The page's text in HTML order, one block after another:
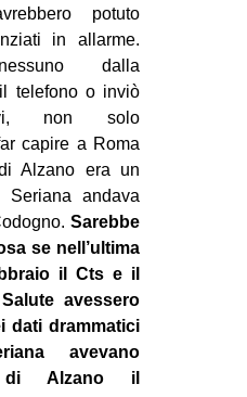
potuto
in allarme.
dalla
telefono o inviò
non solo
capire a Roma
Alzano era un
andava
Sarebbe
se nell’ultima
il Cts e il
avessero
dati drammatici
avevano
di Alzano il